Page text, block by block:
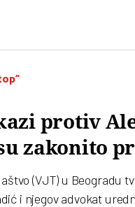
protiv
zakonito
(VJT) u Beogradu
i njegov advokat